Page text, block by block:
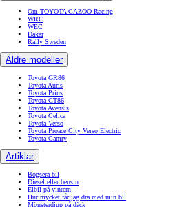
Om TOYOTA GAZOO Racing
WRC
WEC
Dakar
Rally Sweden
Äldre modeller
Toyota GR86
Toyota Auris
Toyota Prius
Toyota GT86
Toyota Avensis
Toyota Celica
Toyota Verso
Toyota Proace City Verso Electric
Toyota Camry
Artiklar
Bogsera bil
Diesel eller bensin
Elbil på vintern
Hur mycket får jag dra med min bil
Mönsterdjup på däck